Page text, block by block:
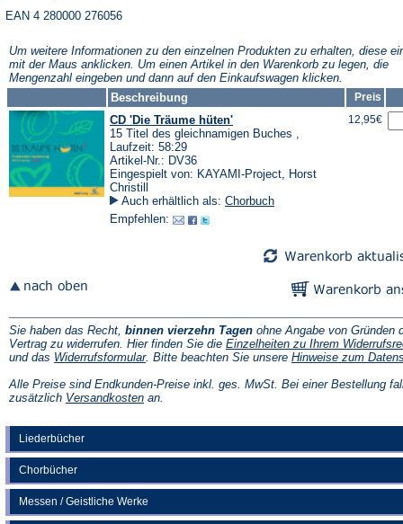
Liederbücher
Chorbücher
Messen / Geistliche Werke
EAN 4 280000 276056
Um weitere Informationen zu den einzelnen Produkten zu erhalten, diese
mit der Maus anklicken. Um einen Artikel in den Warenkorb zu legen, die
Mengenzahl eingeben und dann auf den Einkaufswagen klicken.
Beschreibung
Preis
CD 'Die Träume hüten'
15 Titel des gleichnamigen Buches ,
Laufzeit: 58:29
Artikel-Nr.: DV36
Eingespielt von: KAYAMI-Project, Horst
Christill
Auch erhältlich als: Chorbuch
Empfehlen:
12,95€
Sie haben das Recht, binnen vierzehn Tagen ohne Angabe von Gründen
Vertrag zu widerrufen. Hier finden Sie die Einzelheiten zu Ihrem
und das Widerrufsformular(Öffnet
einem
neuen
. Bitte beachten Sie unsere Hinweise zum
Alle Preise sind Endkunden-Preise inkl. ges. MwSt. Bei einer Bestellung
zusätzlich Versandkosten(Öffnet
an.